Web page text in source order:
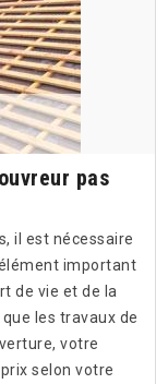
pas
il est nécessaire
important
de vie et de la
les travaux de
votre
selon votre